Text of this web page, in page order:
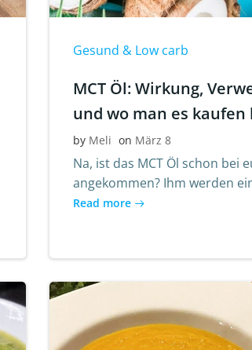
Gesund & Low carb
MCT Öl: Wirkung,
und wo man es kaufen
by Meli on März 8
Na, ist das MCT Öl schon bei
angekommen? Ihm werden
Read more